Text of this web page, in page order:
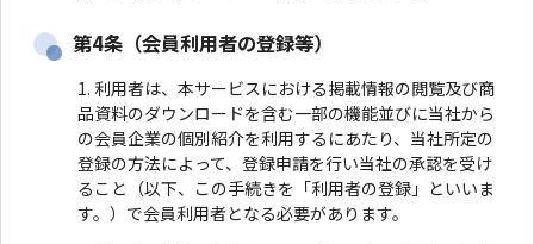
第4条（会員利用者の登録等）
利用者は、本サービスにおける掲載情報の閲覧及び商
品資料のダウンロードを含む一部の機能並びに当社から
の会員企業の個別紹介を利用するにあたり、当社所定の
登録の方法によって、登録申請を行い当社の承認を受け
ること（以下、この手続きを「利用者の登録」といいま
す。）で会員利用者となる必要があります。